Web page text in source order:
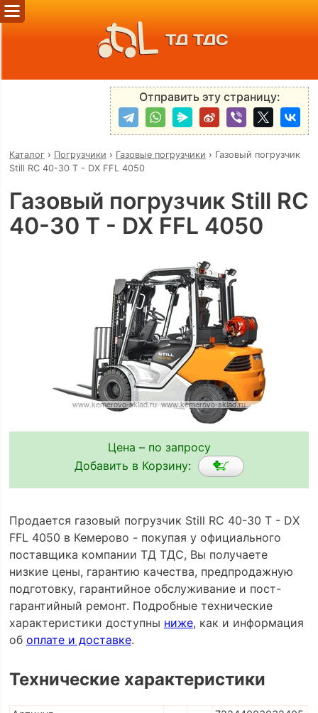
ТД ТДС
Отправить эту страницу:
Каталог› Погрузчики › Газовые погрузчики › Газовый погрузчик
Still RC 40-30 T - DX FFL 4050
Газовый погрузчик Still RC
40-30 T - DX FFL 4050
Цена – по запросу
Добавить в Корзину:
Продается газовый погрузчик Still RC 40-30 T - DX
FFL 4050 в Кемерово - покупая у официального
поставщика компании ТД ТДС, Вы получаете
низкие цены, гарантию качества, предпродажную
подготовку, гарантийное обслуживание и пост-
гарантийный ремонт. Подробные технические
характеристики доступны ниже, как и информация
об оплате и доставке.
Технические характеристики